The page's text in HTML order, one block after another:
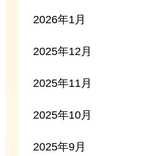
2026年1月
2025年12月
2025年11月
2025年10月
2025年9月